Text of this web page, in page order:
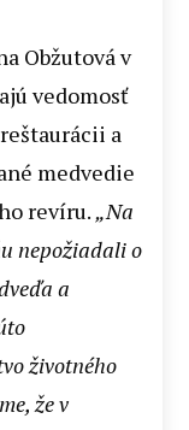
Obžutová v
vedomosť
a
medvedie
revíru. „Na
nepožiadali o
a
životného
že v